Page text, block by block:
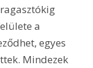
a
egyes
Mindezek